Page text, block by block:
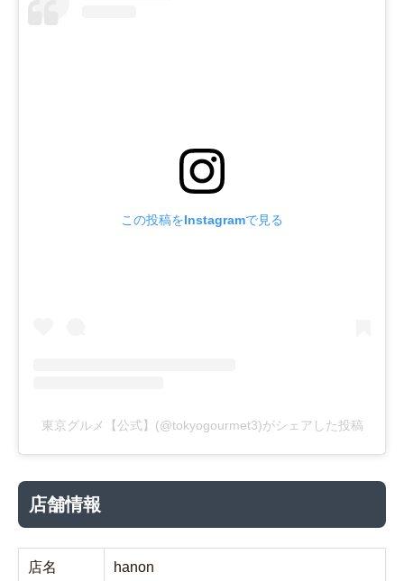
この投稿をInstagramで見る
東京グルメ【公式】(@tokyogourmet3)がシェアした投稿
店舗情報
店名 hanon